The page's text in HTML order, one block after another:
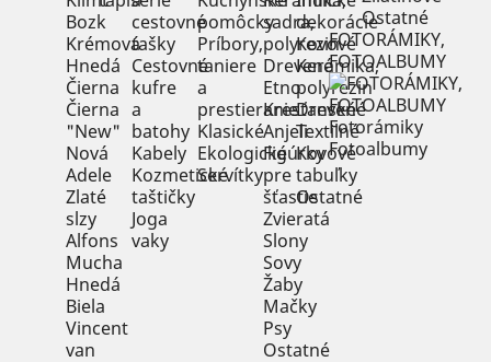
Bozk
Krémová
Hnedá
Čierna
Čierna
"New"
Nová
Adele
Zlaté
slzy
Alfons
Mucha
Hnedá
Biela
Vincent
van
cestovné
tašky
Cestovné
kufre
a
batohy
Kabely
Kozmetické
taštičky
Joga
vaky
pomôcky
Príbory,
taniere
a
prestieranie
Klasické
Ekologické
Servítky
sadra,
polyrezin
Drevené
Etno
Kresťanské
Anjeli
Figúrky
pre
šťastie
Zvieratá
Slony
Sovy
Žaby
Mačky
Psy
Ostatné
dekorácie
Kovové
Keramika,
polyrezin
Drevené
Textilné
Kovové
tabuľky
Ostatné
Ostatné
FOTORÁMIKY,
FOTOALBUMY
Fotorámiky
Fotoalbumy